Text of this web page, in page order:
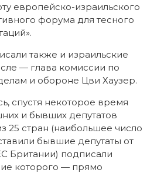
европейско-израильского
форума для тесного
также и израильские
— глава комиссии по
и обороне Цви Хаузер.
спустя некоторое время
и бывших депутатов
25 стран (наибольшее число
бывшие депутаты от
Британии) подписали
которого — прямо